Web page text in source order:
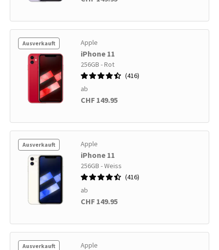
Ausverkauft Apple
iPhone 11
256GB - Rot
416
ab
CHF 149.95
Ausverkauft Apple
iPhone 11
256GB - Weiss
416
ab
CHF 149.95
Ausverkauft Apple